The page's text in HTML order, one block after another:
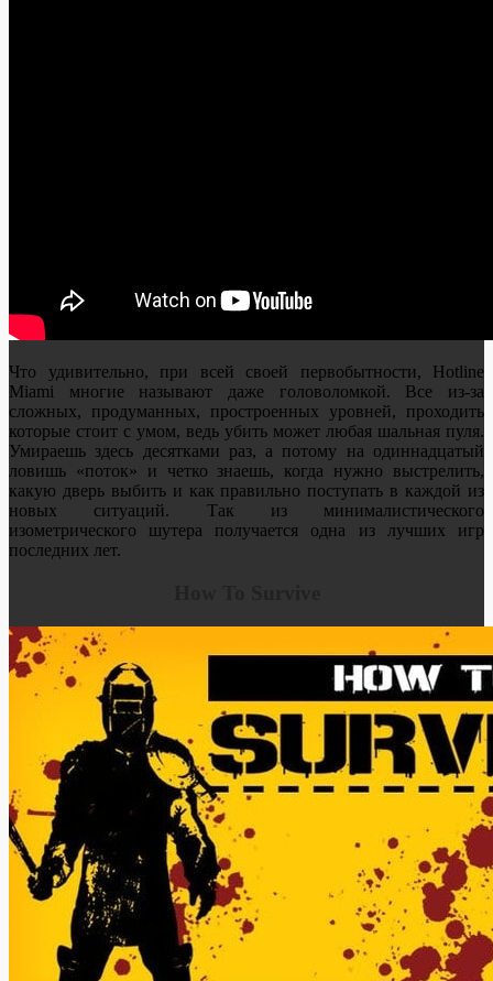
Что удивительно, при всей своей первобытности, Hotline
Miami многие называют даже головоломкой. Все из-за
сложных, продуманных, простроенных уровней, проходить
которые стоит с умом, ведь убить может любая шальная пуля.
Умираешь здесь десятками раз, а потому на одиннадцатый
ловишь «поток» и четко знаешь, когда нужно выстрелить,
какую дверь выбить и как правильно поступать в каждой из
новых ситуаций. Так из минималистического
изометрического шутера получается одна из лучших игр
последних лет.